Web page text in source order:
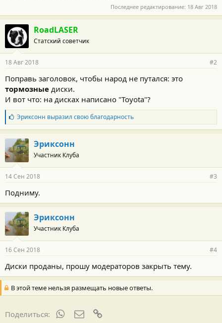
Последнее редактирование: 18 Авг 2018
RoadLASER
Статский советчик
18 Авг 2018 #2
Поправь заголовок, чтобы народ не путался: это
тормозные диски.
И вот что: на дисках написано "Toyota"?
Б
л
а
г
о
д
а
н
с
т
и
:
Эриксонн выразил свою благодарность
Эриксонн
Участник Клуба
14 Сен 2018 #3
Подниму.
Эриксонн
Участник Клуба
16 Сен 2018 #4
Диски проданы, прошу модераторов закрыть тему.
В этой теме нельзя размещать новые ответы.
Поделиться: WhatsAppЭлектронная почта